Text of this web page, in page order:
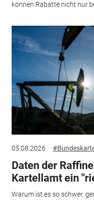
können Rabatte nicht nur
05.08.2026
Daten der
Kartellamt ein
Warum ist es so schwer,